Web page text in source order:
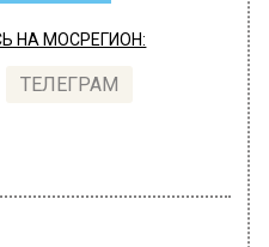
НА МОСРЕГИОН:
ТЕЛЕГРАМ